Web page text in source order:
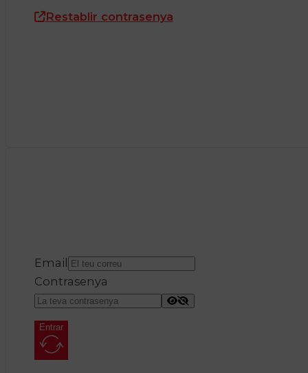
Restablir contrasenya
Email
Contrasenya
Entrar